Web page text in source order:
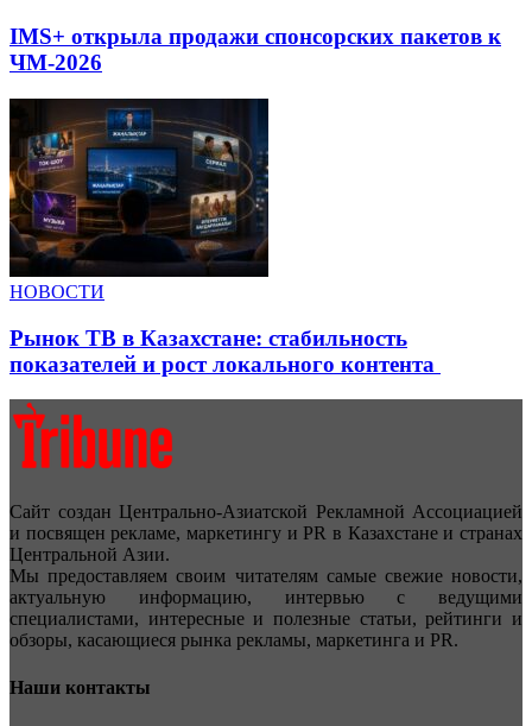
IMS+ открыла продажи спонсорских пакетов к
ЧМ-2026
НОВОСТИ
Рынок ТВ в Казахстане: стабильность
показателей и рост локального контента
Сайт создан Центрально-Азиатской Рекламной Ассоциацией
и посвящен рекламе, маркетингу и PR в Казахстане и странах
Центральной Азии.
Мы предоставляем своим читателям самые свежие новости,
актуальную информацию, интервью с ведущими
специалистами, интересные и полезные статьи, рейтинги и
обзоры, касающиеся рынка рекламы, маркетинга и PR.
Наши контакты